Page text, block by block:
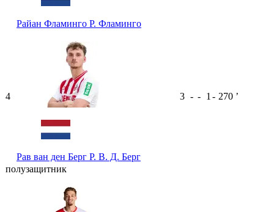
Райан Фламинго Р. Фламинго
4
Рав ван ден Берг Р. В. Д. Берг
3 - - 1 - 270 ʼ
полузащитник